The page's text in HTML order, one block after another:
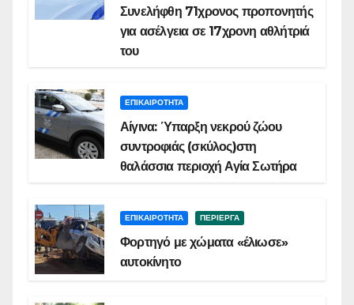
Συνελήφθη 71χρονος προπονητής
για ασέλγεια σε 17χρονη αθλήτριά
του
ΕΠΙΚΑΙΡΟΤΗΤΑ
Αίγινα: Ύπαρξη νεκρού ζώου
συντροφιάς (σκύλος)στη
θαλάσσια περιοχή Αγία Σωτήρα
ΕΠΙΚΑΙΡΟΤΗΤΑ ΠΕΡΙΕΡΓΑ
Φορτηγό με χώματα «έλιωσε»
αυτοκίνητο